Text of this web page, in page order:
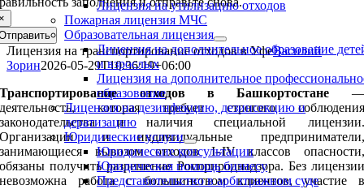
Лицензия на утилизацию отходов
Пожарная лицензия МЧС
Образовательная лицензия
Лицензия на дополнительное образование
и взрослых
Лицензия на дополнительное
образование
Лицензия на дезинфекцию, дезинсекцию и
дератизацию
Юридические услуги
Юридические консультации
Юридическая помощь бизнесу
Представительство в арбитражном суде
Лицензия на транспортирование отходов в УфеВасилий
Зорин2026-05-29T10:36:19+06:00
Транспортирование отходов в Башкортостане —
деятельность, которая требует строгого соблюдения
законодательства и наличия специальной лицензии.
Организации и индивидуальные предприниматели,
занимающиеся вывозом отходов I–IV классов опасности,
обязаны получить разрешение Росприроднадзора. Без лицензии
невозможна работа с большинством клиентов, участие в